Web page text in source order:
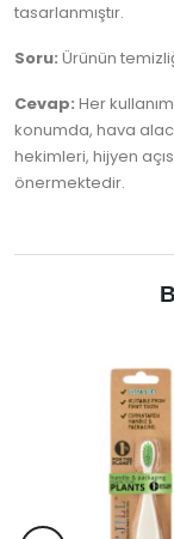
tasarlanmıştır.
Soru: Ürünün
Cevap: Her
konumda, hava
hekimleri, hijyen
önermektedir.